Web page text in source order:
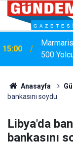
15:00
500
Anasayfa
bankasını soydu
Libya'da
bankasını